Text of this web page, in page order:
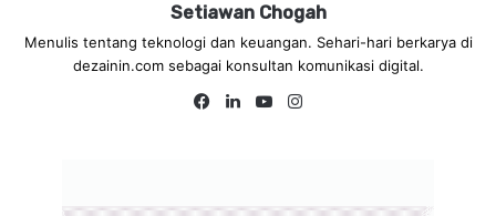
Setiawan Chogah
Menulis tentang teknologi dan keuangan. Sehari-hari berkarya di
dezainin.com sebagai konsultan komunikasi digital.
Fa
Lin
Yo